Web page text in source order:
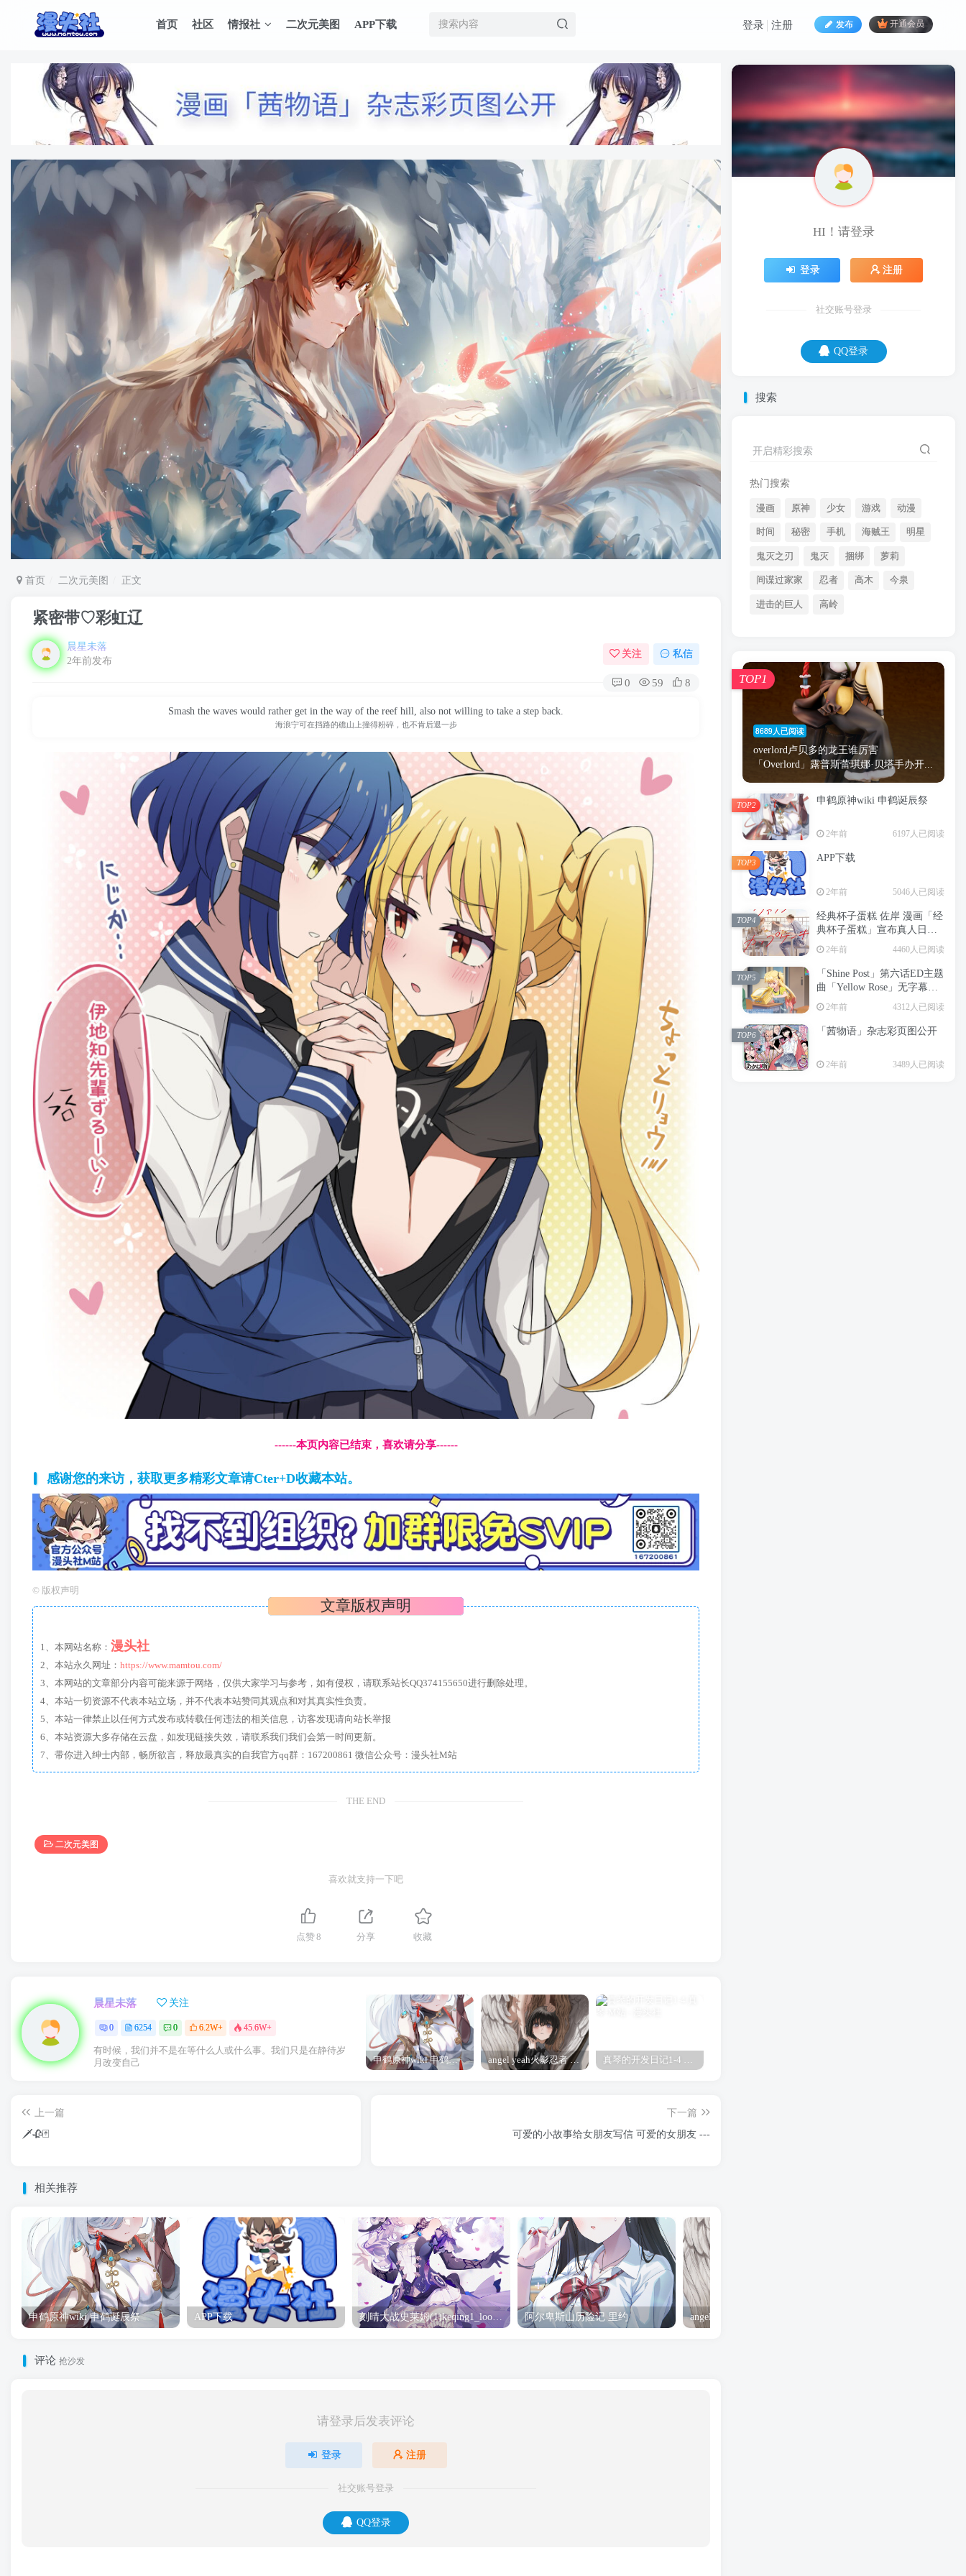
首页 社区 情报社 二次元美图 APP下载 发布 开通会员
登录 注册
首页 二次元美图 正文
紧密带♡彩虹辽
晨星未落
2年前发布
关注 私信
0 59 8
Smash the waves would rather get in the way of the reef hill, also not willing to take a step back.
海浪宁可在挡路的礁山上撞得粉碎，也不肯后退一步
------本页内容已结束，喜欢请分享------
感谢您的来访，获取更多精彩文章请Cter+D收藏本站。
© 版权声明
文章版权声明
1、本网站名称： 漫头社
2、本站永久网址： https://www.mamtou.com/
3、本网站的文章部分内容可能来源于网络，仅供大家学习与参考，如有侵权，请联系站长QQ374155650进行删除处理。
4、本站一切资源不代表本站立场，并不代表本站赞同其观点和对其真实性负责。
5、本站一律禁止以任何方式发布或转载任何违法的相关信息，访客发现请向站长举报
6、本站资源大多存储在云盘，如发现链接失效，请联系我们我们会第一时间更新。
7、带你进入绅士内部，畅所欲言，释放最真实的自我官方qq群：167200861 微信公众号：漫头社M站
THE END
二次元美图
喜欢就支持一下吧
点赞8 分享 收藏
晨星未落 关注
0 6254 0 6.2W+ 45.6W+
有时候，我们并不是在等什么人或什么事。我们只是在静待岁
月改变自己
申鹤原神wiki 申鹤诞辰祭 angel yeah火影忍者 Angel 真琴的开发日记1-4 真琴
上一篇
🗡🥀🃏
下一篇
可爱的小故事给女朋友写信 可爱的女朋友 ---
相关推荐
申鹤原神wiki 申鹤诞辰祭 APP下载 刻晴大战史莱姆(1)keqing1_loop_s_1080(2) 刻晴 阿尔卑斯山历险记 里约 angel yeah火影忍者 Angel
评论 抢沙发
请登录后发表评论
登录 注册
社交账号登录
QQ登录
HI！请登录
登录 注册
社交账号登录
QQ登录
搜索
开启精彩搜索
热门搜索
漫画 原神 少女 游戏 动漫
时间 秘密 手机 海贼王 明星
鬼灭之刃 鬼灭 捆绑 萝莉
间谍过家家 忍者 高木 今泉
进击的巨人 高岭
8689人已阅读
overlord卢贝多的龙王谁厉害
「Overlord」露普斯蕾琪娜·贝塔手办开...
TOP1
申鹤原神wiki 申鹤诞辰祭
2年前 6197人已阅读
TOP2
APP下载
2年前 5046人已阅读
TOP3
经典杯子蛋糕 佐岸 漫画「经
典杯子蛋糕」宣布真人日剧
化
2年前 4460人已阅读
TOP4
「Shine Post」第六话ED主题
曲「Yellow Rose」无字幕MV
公开
2年前 4312人已阅读
TOP5
「茜物语」杂志彩页图公开
2年前 3489人已阅读
TOP6
HI！请登录
登录 注册
社交账号登录
QQ登录
每次考试都认真反思，到最后发现，我写
时间 秘密 手机 海贼王
鬼灭 捆绑 萝莉
间谍过家家 忍者 高木
进击的巨人 高岭
8689人已阅读
overlord卢贝多的龙王谁厉害
「Overlord」露普斯蕾琪娜·贝塔手办开...
TOP1
申鹤原神wiki 申鹤诞辰祭
2年前 6197人已阅读
TOP2
APP下载
2年前 5046人已阅读
TOP3
经典杯子蛋糕 佐岸 漫画「经
典杯子蛋糕」宣布真人日剧
TOP4